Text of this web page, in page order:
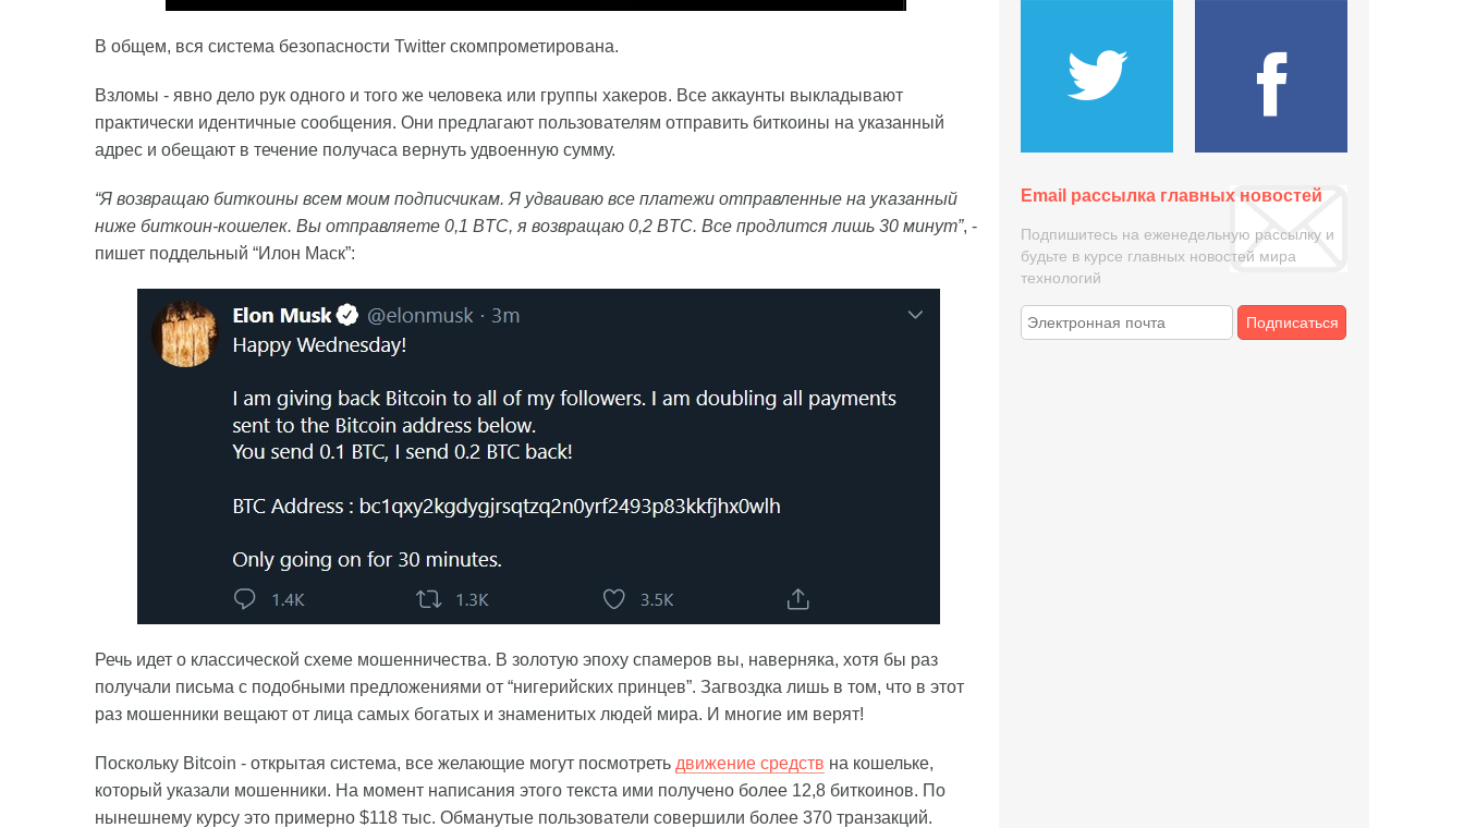
В общем, вся система безопасности Twitter скомпрометирована.
Взломы - явно дело рук одного и того же человека или группы хакеров. Все аккаунты выкладывают
практически идентичные сообщения. Они предлагают пользователям отправить биткоины на указанный
адрес и обещают в течение получаса вернуть удвоенную сумму.
“Я возвращаю биткоины всем моим подписчикам. Я удваиваю все платежи отправленные на указанный
ниже биткоин-кошелек. Вы отправляете 0,1 BTC, я возвращаю 0,2 BTC. Все продлится лишь 30 минут”, -
пишет поддельный “Илон Маск”:
Речь идет о классической схеме мошенничества. В золотую эпоху спамеров вы, наверняка, хотя бы раз
получали письма с подобными предложениями от “нигерийских принцев”. Загвоздка лишь в том, что в этот
раз мошенники вещают от лица самых богатых и знаменитых людей мира. И многие им верят!
Поскольку Bitcoin - открытая система, все желающие могут посмотреть движение средств на кошельке,
который указали мошенники. На момент написания этого текста ими получено более 12,8 биткоинов. По
нынешнему курсу это примерно $118 тыс. Обманутые пользователи совершили более 370 транзакций.
Email рассылка главных новостей
Подпишитесь на еженедельную рассылку и
будьте в курсе главных новостей мира
технологий
Подписаться